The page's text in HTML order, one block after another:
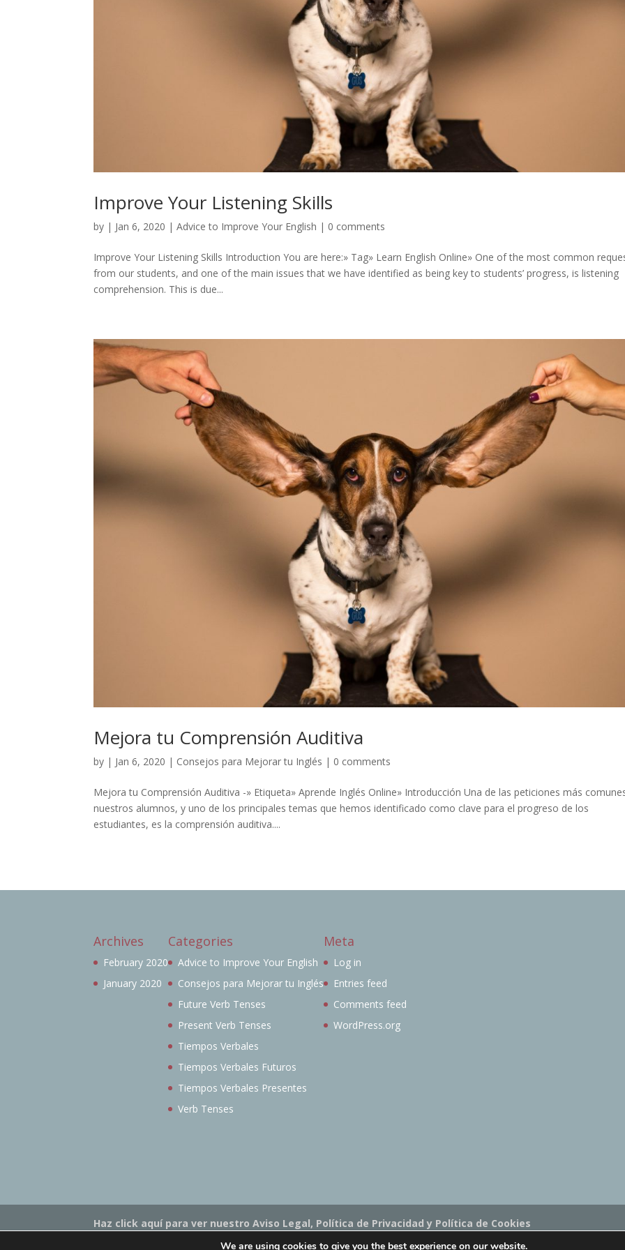
Improve Your Listening Skills
by | Jan 6, 2020 |Advice to Improve Your English | 0 comments
Improve Your Listening Skills Introduction You are here:» Tag» Learn English Online» One of the most common
from our students, and one of the main issues that we have identified as being key to students’ progress, is listening
comprehension. This is due...
Mejora tu Comprensión Auditiva
by | Jan 6, 2020 | Consejos para Mejorar tu Inglés | 0 comments
Mejora tu Comprensión Auditiva -» Etiqueta» Aprende Inglés Online» Introducción Una de las peticiones más
nuestros alumnos, y uno de los principales temas que hemos identificado como clave para el progreso de los
estudiantes, es la comprensión auditiva....
Archives
February 2020
January 2020
Categories
Advice to Improve Your English
Consejos para Mejorar tu Inglés
Future Verb Tenses
Present Verb Tenses
Tiempos Verbales
Tiempos Verbales Futuros
Tiempos Verbales Presentes
Verb Tenses
Meta
Log in
Entries feed
Comments feed
WordPress.org
Haz click aquí para ver nuestro Aviso Legal, Política de Privacidad y Política de Cookies
We are using cookies to give you the best experience on our website.